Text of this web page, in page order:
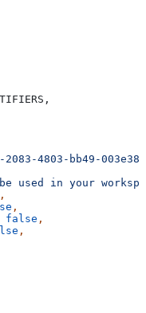
,
4803-bb49-
used in your
,
,
false ,
,